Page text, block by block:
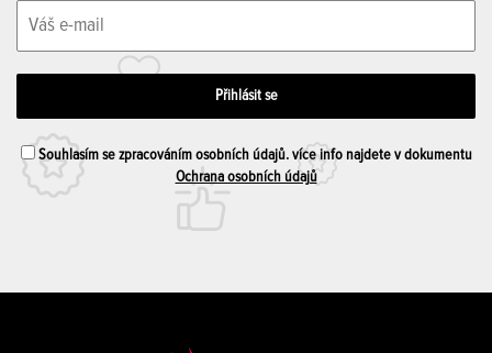
Souhlasím se zpracováním osobních údajů. více info najdete v dokumentu
Ochrana osobních údajů